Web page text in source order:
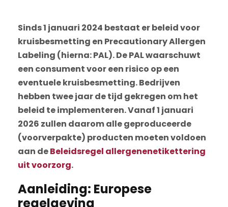
Sinds 1 januari 2024 bestaat er beleid voor
kruisbesmetting en Precautionary Allergen
Labeling (hierna: PAL). De PAL waarschuwt
een consument voor een risico op een
eventuele kruisbesmetting. Bedrijven
hebben twee jaar de tijd gekregen om het
beleid te implementeren. Vanaf 1 januari
2026 zullen daarom alle geproduceerde
(voorverpakte) producten moeten voldoen
aan deBeleidsregel allergenenetikettering
uit voorzorg.
Aanleiding: Europese
regelgeving